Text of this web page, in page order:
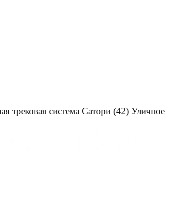
трековая система Сатори (42) Уличное